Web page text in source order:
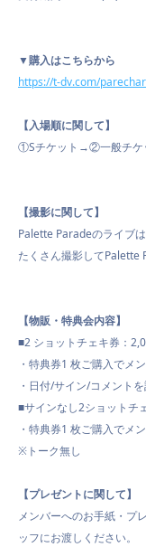
▼購入はこちらから
https://t-dv.com/
【入場順に関して】
①Sチケット→②一般チケ
【撮影に関して】
Palette Paradeのライブ
たくさん撮影してPalette
【物販・特典会内容】
■2 ショットチェキ券：
・特典券1 枚ご購入でメ
・日付/サイン/コメント
■サインなし2ショットチ
・特典券1 枚ご購入でメ
※トーク無し
【プレゼントに関して】
メンバーへのお手紙・プ
ッフにお渡しください。